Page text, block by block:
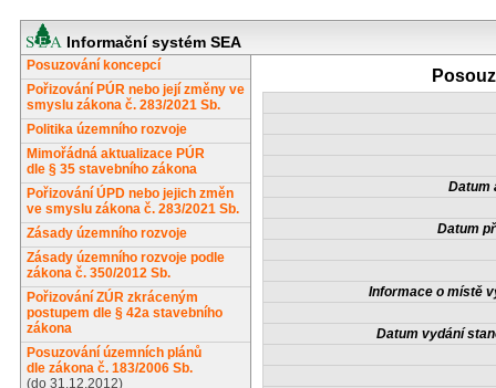
Informační systém SEA
Posuzování koncepcí
Pořizování PÚR nebo její změny ve
smyslu zákona č. 283/2021 Sb.
Politika územního rozvoje
Mimořádná aktualizace PÚR
dle § 35 stavebního zákona
Pořizování ÚPD nebo jejich změn
ve smyslu zákona č. 283/2021 Sb.
Zásady územního rozvoje
Zásady územního rozvoje podle
zákona č. 350/2012 Sb.
Pořizování ZÚR zkráceným
postupem dle § 42a stavebního
zákona
Posuzování územních plánů
dle zákona č. 183/2006 Sb.
(do 31.12.2012)
Datum
Datum
Informace o místě
Datum vydání